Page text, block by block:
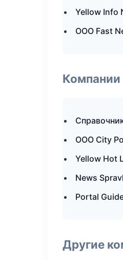
Yellow Info
ООО Fast
Компании
ООО City
Yellow Hot
News
Portal
Другие